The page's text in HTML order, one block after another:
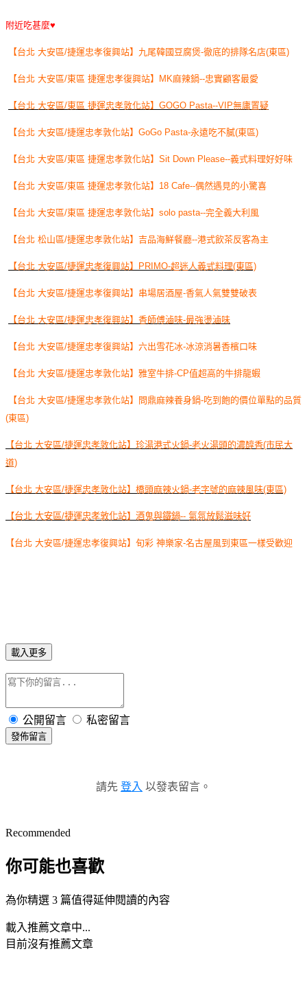
附近吃甚麼♥
【台北 大安區/捷運忠孝復興站】九尾韓國豆腐煲-徹底的排隊名店(東區)
【台北 大安區/東區 捷運忠孝復興站】MK麻辣鍋--忠實顧客最愛
【台北 大安區/東區 捷運忠孝敦化站】GOGO Pasta--VIP無庸置疑
【台北 大安區/捷運忠孝敦化站】GoGo Pasta-永遠吃不膩(東區)
【台北 大安區/東區 捷運忠孝敦化站】Sit Down Please--義式料理好好味
【台北 大安區/東區 捷運忠孝敦化站】18 Cafe--偶然遇見的小驚喜
【台北 大安區/東區 捷運忠孝敦化站】solo pasta--完全義大利風
【台北 松山區/捷運忠孝敦化站】吉品海鮮餐廳--港式飲茶反客為主
【台北 大安區/捷運忠孝復興站】PRIMO-超迷人義式料理(東區)
【台北 大安區/捷運忠孝復興站】串場居酒屋-香氣人氣雙雙破表
【台北 大安區/捷運忠孝復興站】香師傅滷味-最強燙滷味
【台北 大安區/捷運忠孝復興站】六出雪花冰-冰涼消暑香檳口味
【台北 大安區/捷運忠孝敦化站】雅室牛排-CP值超高的牛排龍蝦
【台北 大安區/捷運忠孝敦化站】問鼎麻辣養身鍋-吃到飽的價位單點的品質
(東區)
【台北 大安區/捷運忠孝敦化站】珍湯港式火鍋-老火湯頭的濃醇香(市民大
道)
【台北 大安區/捷運忠孝敦化站】橋頭麻辣火鍋-老字號的麻辣風味(東區)
【台北 大安區/捷運忠孝敦化站】酒鬼與鐵鍋-- 氣氛放鬆滋味好
【台北 大安區/捷運忠孝復興站】旬彩 神樂家-名古屋風到東區一樣受歡迎
載入更多
公開留言 私密留言
發佈留言
請先 登入 以發表留言。
Recommended
你可能也喜歡
為你精選 3 篇值得延伸閱讀的內容
載入推薦文章中...
目前沒有推薦文章